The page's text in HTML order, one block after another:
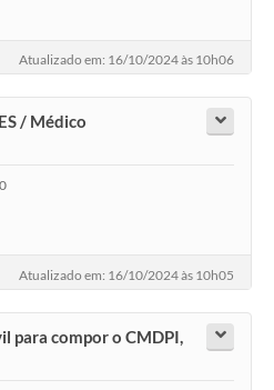
Atualizado em: 16/10/2024 às 10h06
/ Médico
Atualizado em: 16/10/2024 às 10h05
para compor o CMDPI,